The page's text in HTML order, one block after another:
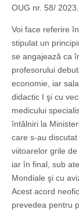
OUG nr. 58/ 2023.
Voi face referire
stipulat un
se angajează ca
profesorului
economie, iar
didactic I şi cu
medicului
întâlniri la
care s-au
viitoarelor grile
iar în final, sub
Mondiale şi cu
Acest acord
prevedea pentru